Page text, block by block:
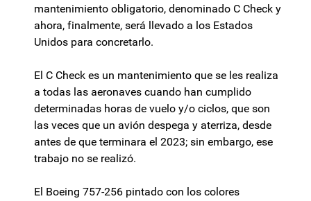
mantenimiento obligatorio, denominado C Check y
ahora, finalmente, será llevado a los Estados
Unidos para concretarlo.
El C Check es un mantenimiento que se les realiza
a todas las aeronaves cuando han cumplido
determinadas horas de vuelo y/o ciclos, que son
las veces que un avión despega y aterriza, desde
antes de que terminara el 2023; sin embargo, ese
trabajo no se realizó.
El Boeing 757-256 pintado con los colores